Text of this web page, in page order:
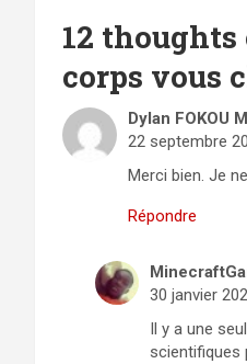
12 thoughts
corps vous
Dylan FOKOU
22 septembre
Merci bien. Je
Répondre
30 janvier
Il y a une
scientifiques